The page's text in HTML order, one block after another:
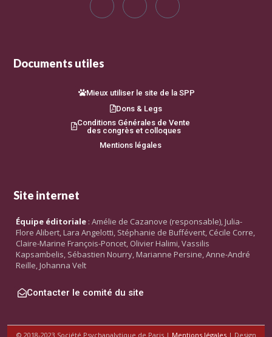
Documents utiles
Mieux utiliser le site de la SPP
Dons & Legs
Conditions Générales de Vente
des congrès et colloques
Mentions légales
Site internet
Équipe éditoriale : Amélie de Cazanove (responsable), Julia-
Flore Alibert, Lara Angelotti, Stéphanie de Buffévent, Cécile Corre,
Claire-Marine François-Poncet, Olivier Halimi, Vassilis
Kapsambelis, Sébastien Nourry, Marianne Persine, Anne-André
Reille, Johanna Velt
Contacter le comité du site
© 2018-2023 Société Psychanalytique de Paris | Mentions légales| Design